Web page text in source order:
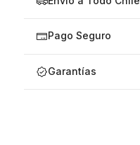
Pago Seguro
Garantías